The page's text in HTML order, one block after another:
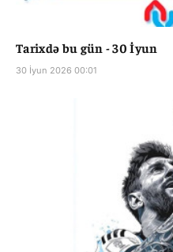
Tarixdə bu gün - 30 İyun
30 İyun 2026 00:01